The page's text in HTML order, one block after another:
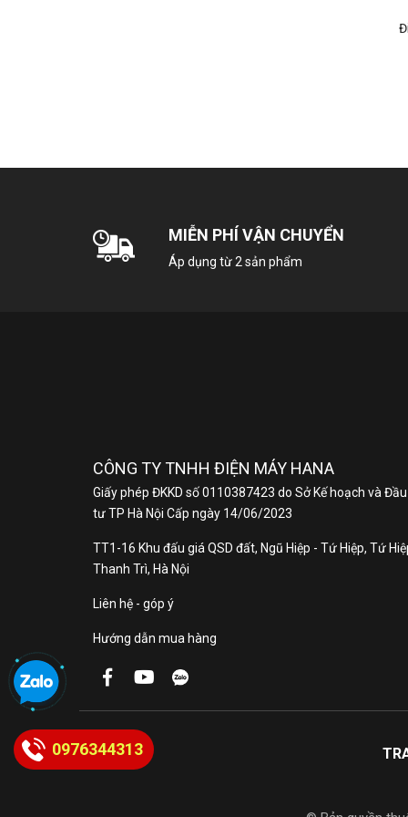
MIỄN PHÍ VẬN CHUYỂN
Áp dụng từ 2 sản phẩm
CÔNG TY TNHH ĐIỆN MÁY HANA
Giấy phép ĐKKD số 0110387423 do Sở Kế hoạch và Đầu
tư TP Hà Nội Cấp ngày 14/06/2023
TT1-16 Khu đấu giá QSD đất, Ngũ Hiệp - Tứ Hiệp, Tứ
Thanh Trì, Hà Nội
Liên hệ - góp ý
Hướng dẫn mua hàng
0976344313